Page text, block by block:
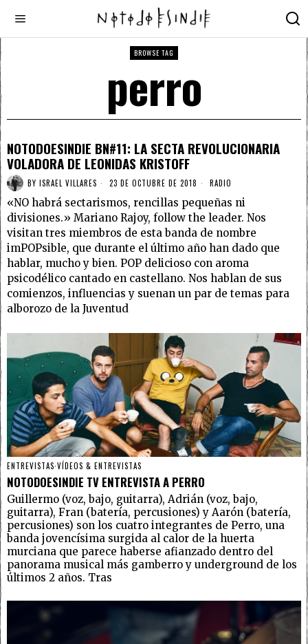
BROWSE TAG
perro
NOTODOESINDIE BN#11: LA SECTA REVOLUCIONARIA
VOLADORA DE LEONIDAS KRISTOFF
BY ISRAEL VILLARES 23 DE OCTUBRE DE 2018 RADIO
«NO habrá sectarismos, rencillas pequeñas ni
divisiones.» Mariano Rajoy, follow the leader. Nos
visitan tres miembros de esta banda de nombre
imPOPsible, que durante el último año han dado que
hablar, mucho y bien. POP delicioso con aroma
psicodélico cantado en castellano. Nos hablan de sus
comienzos, influencias y suenan un par de temas para
alborozo de la Juventud
ENTREVISTAS·VÍDEOS & ENTREVISTAS
NOTODOESINDIE TV ENTREVISTA A PERRO
Guillermo (voz, bajo, guitarra), Adrián (voz, bajo,
guitarra), Fran (batería, percusiones) y Aarón (batería,
percusiones) son los cuatro integrantes de Perro, una
banda jovencísima surgida al calor de la huerta
murciana que parece haberse afianzado dentro del
panorama musical más gamberro y underground de los
últimos 2 años. Tras